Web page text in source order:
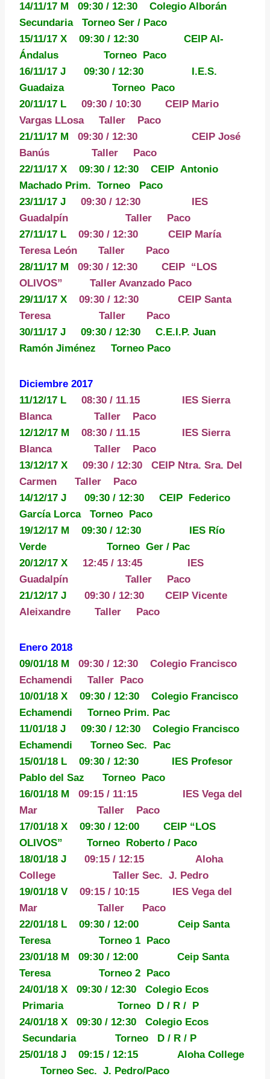
14/11/17 M 09:30 / 12:30 Colegio Alborán
Secundaria Torneo Ser / Paco
15/11/17 X 09:30 / 12:30 CEIP Al-
Ándalus Torneo Paco
16/11/17 J 09:30 / 12:30 I.E.S.
Guadaiza Torneo Paco
20/11/17 L 09:30 / 10:30 CEIP Mario
Vargas LLosa Taller Paco
21/11/17 M 09:30 / 12:30 CEIP José
Banús Taller Paco
22/11/17 X 09:30 / 12:30 CEIP Antonio
Machado Prim. Torneo Paco
23/11/17 J 09:30 / 12:30 IES
Guadalpín Taller Paco
27/11/17 L 09:30 / 12:30 CEIP María
Teresa León Taller Paco
28/11/17 M 09:30 / 12:30 CEIP “LOS
OLIVOS” Taller Avanzado Paco
29/11/17 X 09:30 / 12:30 CEIP Santa
Teresa Taller Paco
30/11/17 J 09:30 / 12:30 C.E.I.P. Juan
Ramón Jiménez Torneo Paco
Diciembre 2017
11/12/17 L 08:30 / 11.15 IES Sierra
Blanca Taller Paco
12/12/17 M 08:30 / 11.15 IES Sierra
Blanca Taller Paco
13/12/17 X 09:30 / 12:30 CEIP Ntra. Sra. Del
Carmen Taller Paco
14/12/17 J 09:30 / 12:30 CEIP Federico
García Lorca Torneo Paco
19/12/17 M 09:30 / 12:30 IES Río
Verde Torneo Ger / Pac
20/12/17 X 12:45 / 13:45 IES
Guadalpín Taller Paco
21/12/17 J 09:30 / 12:30 CEIP Vicente
Aleixandre Taller Paco
Enero 2018
09/01/18 M 09:30 / 12:30 Colegio Francisco
Echamendi Taller Paco
10/01/18 X 09:30 / 12:30 Colegio Francisco
Echamendi Torneo Prim. Pac
11/01/18 J 09:30 / 12:30 Colegio Francisco
Echamendi Torneo Sec. Pac
15/01/18 L 09:30 / 12:30 IES Profesor
Pablo del Saz Torneo Paco
16/01/18 M 09:15 / 11:15 IES Vega del
Mar Taller Paco
17/01/18 X 09:30 / 12:00 CEIP “LOS
OLIVOS” Torneo Roberto / Paco
18/01/18 J 09:15 / 12:15 Aloha
College Taller Sec. J. Pedro
19/01/18 V 09:15 / 10:15 IES Vega del
Mar Taller Paco
22/01/18 L 09:30 / 12:00 Ceip Santa
Teresa Torneo 1 Paco
23/01/18 M 09:30 / 12:00 Ceip Santa
Teresa Torneo 2 Paco
24/01/18 X 09:30 / 12:30 Colegio Ecos
Primaria Torneo D / R / P
24/01/18 X 09:30 / 12:30 Colegio Ecos
Secundaria Torneo D / R / P
25/01/18 J 09:15 / 12:15 Aloha College
Torneo Sec. J. Pedro/Paco